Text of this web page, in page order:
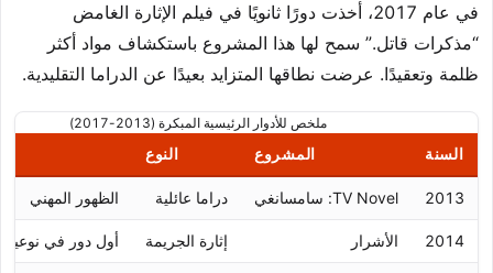
في عام 2017، أخذت دورًا ثانويًا في فيلم الإثارة الغامض
“مذكرات قاتل.” سمح لها هذا المشروع باستكشاف مواد أكثر
ظلمة وتعقيدًا. عرضت نطاقها المتزايد بعيدًا عن الدراما التقليدية.
ملخص للأدوار الرئيسية المبكرة (2013-2017)
السنة المشروع النوع
2013 TV Novel: سامسانغي دراما عائلية الظهور المهني
2014 الأشرار إثارة الجريمة أول دور في نوعية